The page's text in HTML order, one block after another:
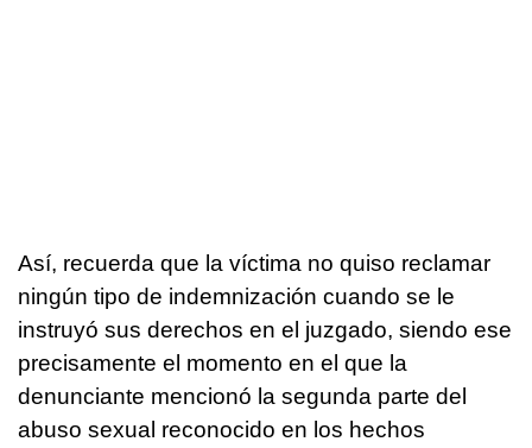
Así, recuerda que la víctima no quiso reclamar
ningún tipo de indemnización cuando se le
instruyó sus derechos en el juzgado, siendo ese
precisamente el momento en el que la
denunciante mencionó la segunda parte del
abuso sexual reconocido en los hechos